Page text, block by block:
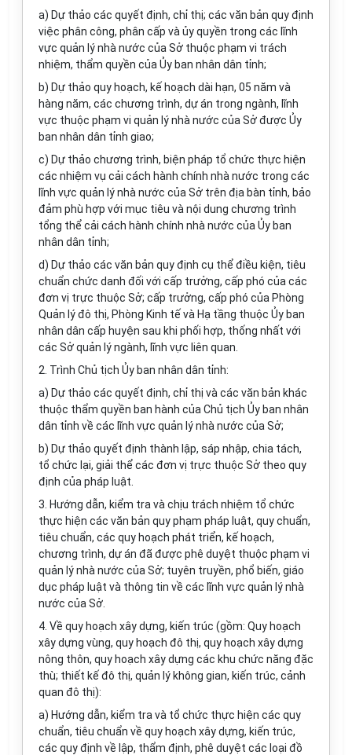
a) Dự thảo các quyết định, chỉ thị; các văn bản quy định
việc phân công, phân cấp và ủy quyền trong các lĩnh
vực quản lý nhà nước của Sở thuộc phạm vi trách
nhiệm, thẩm quyền của Ủy ban nhân dân tỉnh;
b) Dự thảo quy hoạch, kế hoạch dài hạn, 05 năm và
hàng năm, các chương trình, dự án trong ngành, lĩnh
vực thuộc phạm vi quản lý nhà nước của Sở được Ủy
ban nhân dân tỉnh giao;
c) Dự thảo chương trình, biện pháp tổ chức thực hiện
các nhiệm vụ cải cách hành chính nhà nước trong các
lĩnh vực quản lý nhà nước của Sở trên địa bàn tỉnh, bảo
đảm phù hợp với mục tiêu và nội dung chương trình
tổng thể cải cách hành chính nhà nước của Ủy ban
nhân dân tỉnh;
d) Dự thảo các văn bản quy định cụ thể điều kiện, tiêu
chuẩn chức danh đối với cấp trưởng, cấp phó của các
đơn vị trực thuộc Sở; cấp trưởng, cấp phó của Phòng
Quản lý đô thị, Phòng Kinh tế và Hạ tầng thuộc Ủy ban
nhân dân cấp huyện sau khi phối hợp, thống nhất với
các Sở quản lý ngành, lĩnh vực liên quan.
2. Trình Chủ tịch Ủy ban nhân dân tỉnh:
a) Dự thảo các quyết định, chỉ thị và các văn bản khác
thuộc thẩm quyền ban hành của Chủ tịch Ủy ban nhân
dân tỉnh về các lĩnh vực quản lý nhà nước của Sở;
b) Dự thảo quyết định thành lập, sáp nhập, chia tách,
tổ chức lại, giải thể các đơn vị trực thuộc Sở theo quy
định của pháp luật.
3. Hướng dẫn, kiểm tra và chịu trách nhiệm tổ chức
thực hiện các văn bản quy phạm pháp luật, quy chuẩn,
tiêu chuẩn, các quy hoạch phát triển, kế hoạch,
chương trình, dự án đã được phê duyệt thuộc phạm vi
quản lý nhà nước của Sở; tuyên truyền, phổ biến, giáo
dục pháp luật và thông tin về các lĩnh vực quản lý nhà
nước của Sở.
4. Về quy hoạch xây dựng, kiến trúc (gồm: Quy hoạch
xây dựng vùng, quy hoạch đô thị, quy hoạch xây dựng
nông thôn, quy hoạch xây dựng các khu chức năng đặc
thù; thiết kế đô thị, quản lý không gian, kiến trúc, cảnh
quan đô thị):
a) Hướng dẫn, kiểm tra và tổ chức thực hiện các quy
chuẩn, tiêu chuẩn về quy hoạch xây dựng, kiến trúc,
các quy định về lập, thẩm định, phê duyệt các loại đồ